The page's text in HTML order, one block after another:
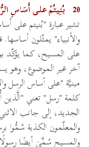
20 بُنِيتُمْ على أَسَاسِ
تشير عبارة "بُنيتم على
والأنبياء" يمثّلون
على المسيح، كما يؤكّد
مبنيَّة "على أساس الرسل
كلمة "رسل" تعني "الَّذين
الجديد، إلى جانب
والمعلّمون الكذبة سُمُّوا